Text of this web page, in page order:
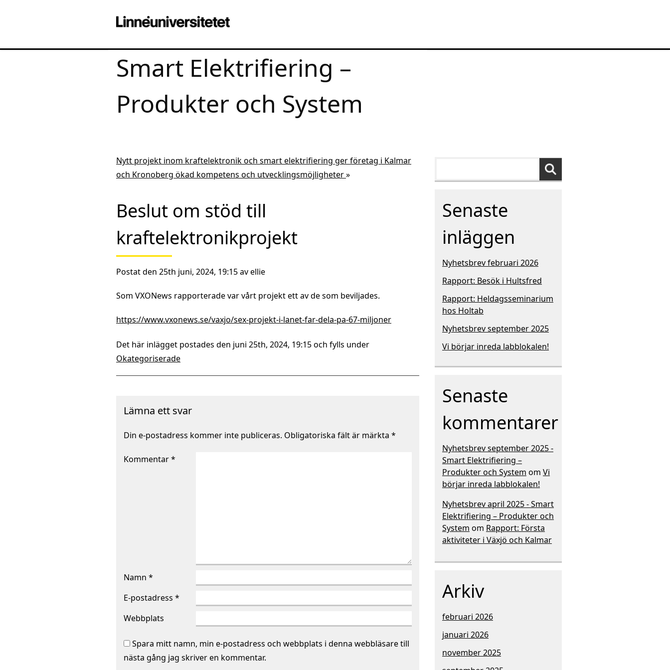
Smart Elektrifiering –
Produkter och System
Nytt projekt inom kraftelektronik och smart elektrifiering ger företag i Kalmar
och Kronoberg ökad kompetens och utvecklingsmöjligheter»
Beslut om stöd till
kraftelektronikprojekt
Postat den 25th juni, 2024, 19:15 av ellie
Som VXONews rapporterade var vårt projekt ett av de som beviljades.
https://www.vxonews.se/vaxjo/sex-projekt-i-lanet-far-dela-pa-67-miljoner
Det här inlägget postades den juni 25th, 2024, 19:15 och fylls under
Okategoriserade
Lämna ett svar
Din e-postadress kommer inte publiceras. Obligatoriska fält är märkta *
Kommentar*
Namn *
E-postadress *
Webbplats
Spara mitt namn, min e-postadress och webbplats i denna webbläsare till
nästa gång jag skriver en kommentar.
Senaste
inläggen
Nyhetsbrev februari 2026
Rapport: Besök i Hultsfred
Rapport: Heldagsseminarium
hos Holtab
Nyhetsbrev september 2025
Vi börjar inreda labblokalen!
Senaste
kommentarer
Nyhetsbrev september 2025 -
Smart Elektrifiering –
Produkter och System om Vi
börjar inreda labblokalen!
Nyhetsbrev april 2025 - Smart
Elektrifiering – Produkter och
System om Rapport: Första
aktiviteter i Växjö och Kalmar
Arkiv
februari 2026
januari 2026
november 2025